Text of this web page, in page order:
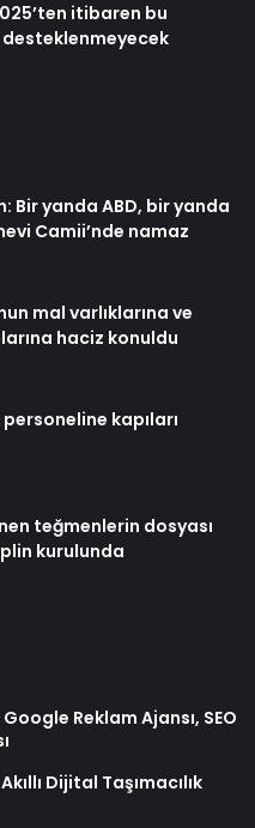
itibaren bu
Bir yanda ABD, bir yanda
Camii’nde namaz
mal varlıklarına ve
haciz konuldu
kapıları
teğmenlerin dosyası
kurulunda
Reklam Ajansı, SEO
Dijital Taşımacılık